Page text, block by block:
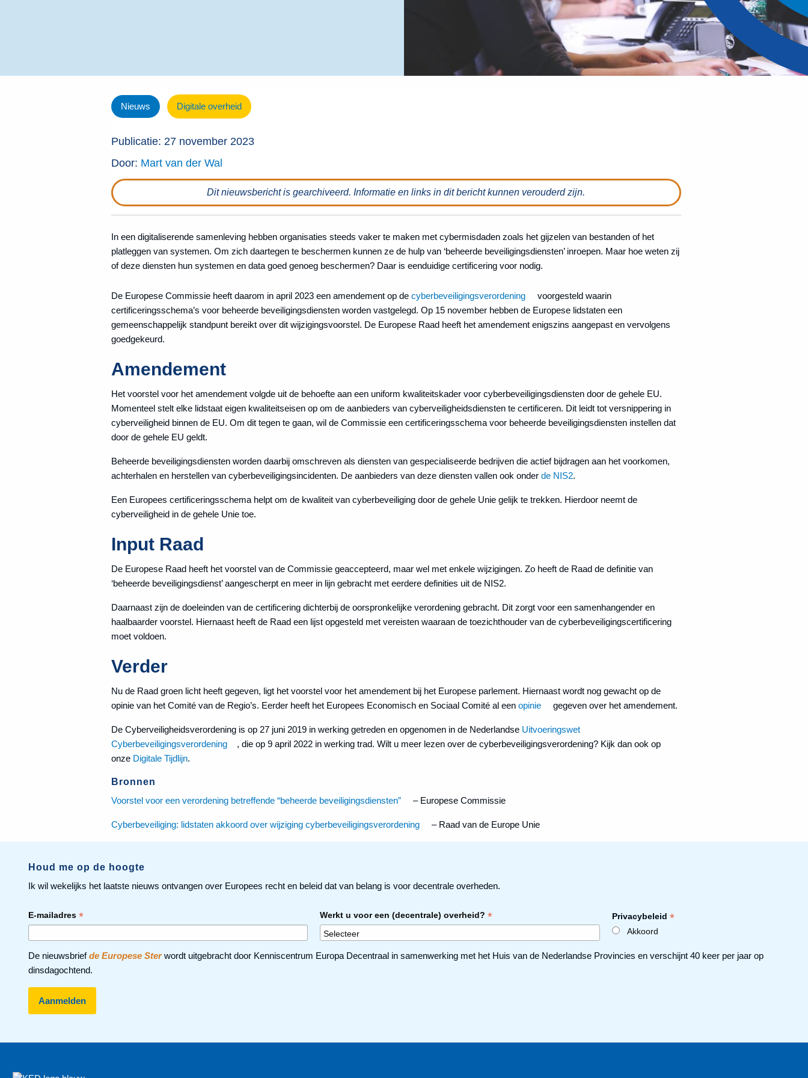
Nieuws Digitale overheid
Publicatie: 27 november 2023
Door: Mart van der Wal
Dit nieuwsbericht is gearchiveerd. Informatie en links in dit bericht kunnen verouderd zijn.
In een digitaliserende samenleving hebben organisaties steeds vaker te maken met cybermisdaden zoals het gijzelen van bestanden of het
platleggen van systemen. Om zich daartegen te beschermen kunnen ze de hulp van ‘beheerde beveiligingsdiensten’ inroepen. Maar hoe weten zij
of deze diensten hun systemen en data goed genoeg beschermen? Daar is eenduidige certificering voor nodig.
De Europese Commissie heeft daarom in april 2023 een amendement op de cyberbeveiligingsverordening
voorgesteld waarin
certificeringsschema’s voor beheerde beveiligingsdiensten worden vastgelegd. Op 15 november hebben de Europese lidstaten een
gemeenschappelijk standpunt bereikt over dit wijzigingsvoorstel. De Europese Raad heeft het amendement enigszins aangepast en vervolgens
goedgekeurd.
Amendement
Het voorstel voor het amendement volgde uit de behoefte aan een uniform kwaliteitskader voor cyberbeveiligingsdiensten door de gehele EU.
Momenteel stelt elke lidstaat eigen kwaliteitseisen op om de aanbieders van cyberveiligheidsdiensten te certificeren. Dit leidt tot versnippering in
cyberveiligheid binnen de EU. Om dit tegen te gaan, wil de Commissie een certificeringsschema voor beheerde beveiligingsdiensten instellen dat
door de gehele EU geldt.
Beheerde beveiligingsdiensten worden daarbij omschreven als diensten van gespecialiseerde bedrijven die actief bijdragen aan het voorkomen,
achterhalen en herstellen van cyberbeveiligingsincidenten. De aanbieders van deze diensten vallen ook onder de NIS2.
Een Europees certificeringsschema helpt om de kwaliteit van cyberbeveiliging door de gehele Unie gelijk te trekken. Hierdoor neemt de
cyberveiligheid in de gehele Unie toe.
Input Raad
De Europese Raad heeft het voorstel van de Commissie geaccepteerd, maar wel met enkele wijzigingen. Zo heeft de Raad de definitie van
‘beheerde beveiligingsdienst’ aangescherpt en meer in lijn gebracht met eerdere definities uit de NIS2.
Daarnaast zijn de doeleinden van de certificering dichterbij de oorspronkelijke verordening gebracht. Dit zorgt voor een samenhangender en
haalbaarder voorstel. Hiernaast heeft de Raad een lijst opgesteld met vereisten waaraan de toezichthouder van de cyberbeveiligingscertificering
moet voldoen.
Verder
Nu de Raad groen licht heeft gegeven, ligt het voorstel voor het amendement bij het Europese parlement. Hiernaast wordt nog gewacht op de
opinie van het Comité van de Regio’s. Eerder heeft het Europees Economisch en Sociaal Comité al een opinie gegeven over het amendement.
De Cyberveiligheidsverordening is op 27 juni 2019 in werking getreden en opgenomen in de Nederlandse Uitvoeringswet
Cyberbeveiligingsverordening
, die op 9 april 2022 in werking trad. Wilt u meer lezen over de cyberbeveiligingsverordening? Kijk dan ook op
onze Digitale Tijdlijn.
Bronnen
Voorstel voor een verordening betreffende “beheerde beveiligingsdiensten”
– Europese Commissie
Cyberbeveiliging: lidstaten akkoord over wijziging cyberbeveiligingsverordening – Raad van de Europe Unie
Houd me op de hoogte
Ik wil wekelijks het laatste nieuws ontvangen over Europees recht en beleid dat van belang is voor decentrale overheden.
E-mailadres * Werkt u voor een (decentrale) overheid?* Privacybeleid *
Akkoord
De nieuwsbriefde Europese Sterwordt uitgebracht door Kenniscentrum Europa Decentraal in samenwerking met het Huis van de Nederlandse Provincies en verschijnt 40 keer per jaar op
dinsdagochtend.